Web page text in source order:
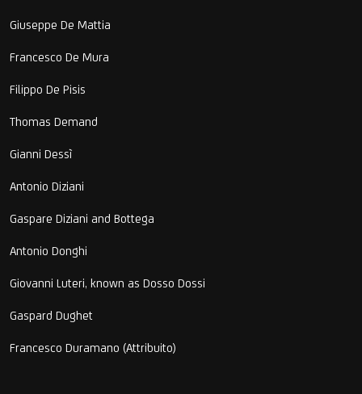
Giuseppe De Mattia
Francesco De Mura
Filippo De Pisis
Thomas Demand
Gianni Dessì
Antonio Diziani
Gaspare Diziani and Bottega
Antonio Donghi
Giovanni Luteri, known as Dosso Dossi
Gaspard Dughet
Francesco Duramano (Attribuito)